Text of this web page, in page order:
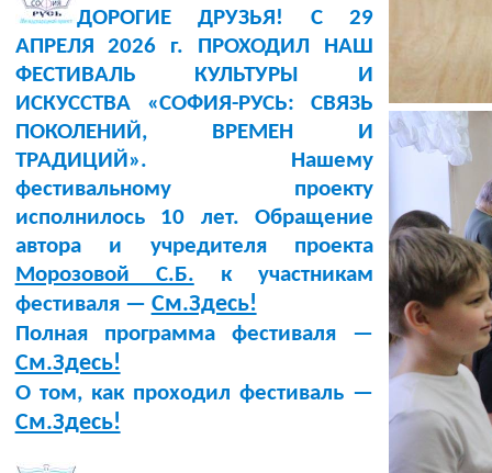
ДОРОГИЕ ДРУЗЬЯ! С 29
АПРЕЛЯ 2026 г. ПРОХОДИЛ НАШ
ФЕСТИВАЛЬ КУЛЬТУРЫ И
ИСКУССТВА «СОФИЯ-РУСЬ: СВЯЗЬ
ПОКОЛЕНИЙ, ВРЕМЕН И
ТРАДИЦИЙ». Нашему
фестивальному проекту
исполнилось 10 лет. Обращение
автора и учредителя проекта
Морозовой С.Б. к участникам
фестиваля — См.Здесь!
Полная программа фестиваля —
См.Здесь!
О том, как проходил фестиваль —
См.Здесь!